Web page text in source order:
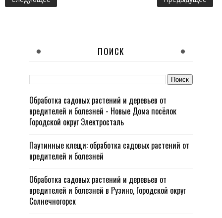
ПОИСК
Обработка садовых растений и деревьев от
вредителей и болезней - Новые Дома посёлок
Городской округ Электросталь
Паутинные клещи: обработка садовых растений от
вредителей и болезней
Обработка садовых растений и деревьев от
вредителей и болезней в Рузино, Городской округ
Солнечногорск